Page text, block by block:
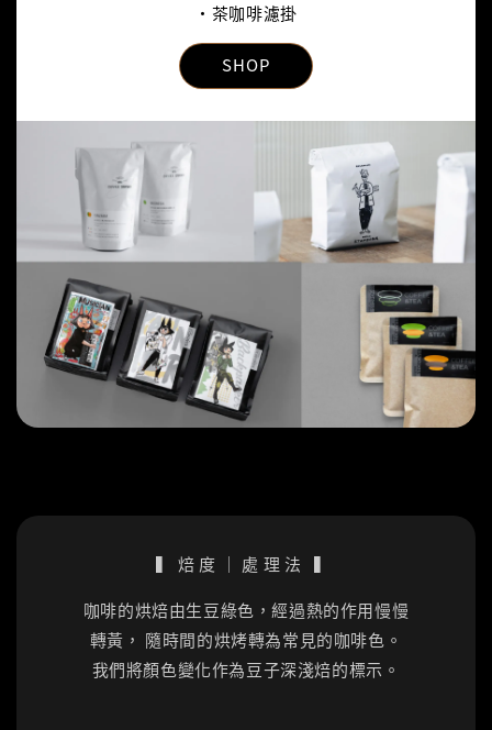
‧茶咖啡濾掛
SHOP
▍焙度｜處理法 ▍
咖啡的烘焙由生豆綠色，經過熱的作用慢慢
轉黃， 隨時間的烘烤轉為常見的咖啡色。
我們將顏色變化作為豆子深淺焙的標示。